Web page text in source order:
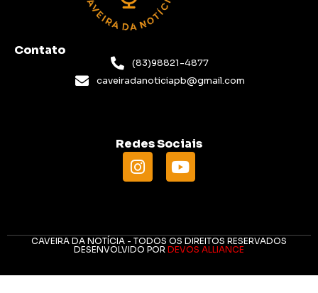
Contato
(83)98821-4877
caveiradanoticiapb@gmail.com
Redes Sociais
CAVEIRA DA NOTÍCIA - TODOS OS DIREITOS RESERVADOS
DESENVOLVIDO POR DEVOS ALLIANCE